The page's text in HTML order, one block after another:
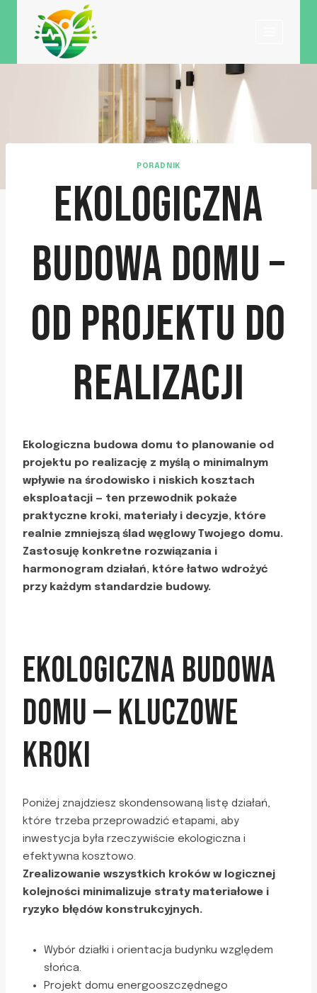
PORADNIK
EKOLOGICZNA
BUDOWA DOMU –
OD PROJEKTU DO
REALIZACJI
Ekologiczna budowa domu to planowanie od
projektu po realizację z myślą o minimalnym
wpływie na środowisko i niskich kosztach
eksploatacji — ten przewodnik pokaże
praktyczne kroki, materiały i decyzje, które
realnie zmniejszą ślad węglowy Twojego domu.
Zastosuję konkretne rozwiązania i
harmonogram działań, które łatwo wdrożyć
przy każdym standardzie budowy.
EKOLOGICZNA BUDOWA
DOMU — KLUCZOWE
KROKI
Poniżej znajdziesz skondensowaną listę działań,
które trzeba przeprowadzić etapami, aby
inwestycja była rzeczywiście ekologiczna i
efektywna kosztowo.
Zrealizowanie wszystkich kroków w logicznej
kolejności minimalizuje straty materiałowe i
ryzyko błędów konstrukcyjnych.
Wybór działki i orientacja budynku względem
słońca.
Projekt domu energooszczędnego